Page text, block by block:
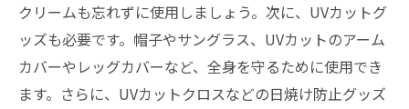
クリームも忘れずに使用しましょう。次に、UVカットグ
ッズも必要です。帽子やサングラス、UVカットのアーム
カバーやレッグカバーなど、全身を守るために使用でき
ます。さらに、UVカットクロスなどの日焼け防止グッズ